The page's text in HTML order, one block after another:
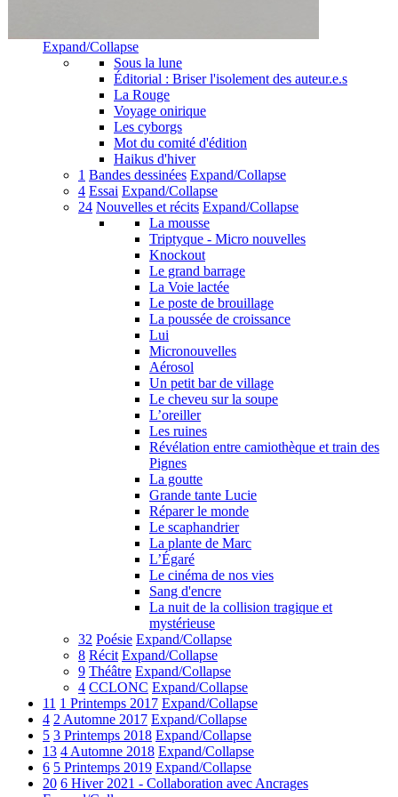
Expand/Collapse
Sous la lune
Éditorial : Briser l'isolement des auteur.e.s
La Rouge
Voyage onirique
Les cyborgs
Mot du comité d'édition
Haikus d'hiver
1 Bandes dessinées Expand/Collapse
4 Essai Expand/Collapse
24 Nouvelles et récits Expand/Collapse
La mousse
Triptyque - Micro nouvelles
Knockout
Le grand barrage
La Voie lactée
Le poste de brouillage
La poussée de croissance
Lui
Micronouvelles
Aérosol
Un petit bar de village
Le cheveu sur la soupe
L’oreiller
Les ruines
Révélation entre camiothèque et train des
Pignes
La goutte
Grande tante Lucie
Réparer le monde
Le scaphandrier
La plante de Marc
L’Égaré
Le cinéma de nos vies
Sang d'encre
La nuit de la collision tragique et
mystérieuse
32 Poésie Expand/Collapse
8 Récit Expand/Collapse
9 Théâtre Expand/Collapse
4 CCLONC Expand/Collapse
11 1 Printemps 2017 Expand/Collapse
4 2 Automne 2017 Expand/Collapse
5 3 Printemps 2018 Expand/Collapse
13 4 Automne 2018 Expand/Collapse
6 5 Printemps 2019 Expand/Collapse
20 6 Hiver 2021 - Collaboration avec Ancrages